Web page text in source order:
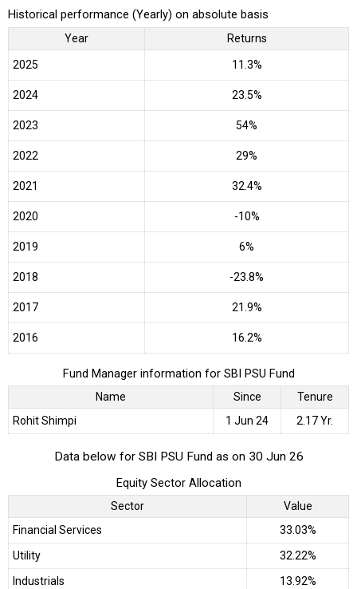
Historical performance (Yearly) on absolute basis
Year Returns
2025 11.3%
2024 23.5%
2023 54%
2022 29%
2021 32.4%
2020 -10%
2019 6%
2018 -23.8%
2017 21.9%
2016 16.2%
Fund Manager information for SBI PSU Fund
Name Since
Tenure
Rohit Shimpi
1 Jun 24 2.17 Yr.
Data below for SBI PSU Fund as on 30 Jun 26
Equity Sector Allocation
Sector
Value
Financial Services
33.03%
Utility
32.22%
Industrials
13.92%